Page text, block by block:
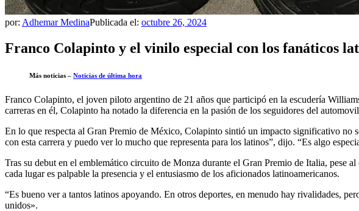
por: Adhemar MedinaPublicada el: octubre 26, 2024
Franco Colapinto y el vinilo especial con los fanáticos
Más noticias – Noticias de última hora
Franco Colapinto, el joven piloto argentino de 21 años que participó en la escudería
carreras en él, Colapinto ha notado la diferencia en la pasión de los seguidores del
En lo que respecta al Gran Premio de México, Colapinto sintió un impacto significativo no
con esta carrera y puedo ver lo mucho que representa para los latinos”, dijo. “Es algo
Tras su debut en el emblemático circuito de Monza durante el Gran Premio de Italia, pese
cada lugar es palpable la presencia y el entusiasmo de los aficionados latinoamericanos.
“Es bueno ver a tantos latinos apoyando. En otros deportes, en menudo hay rivalidades,
unidos».